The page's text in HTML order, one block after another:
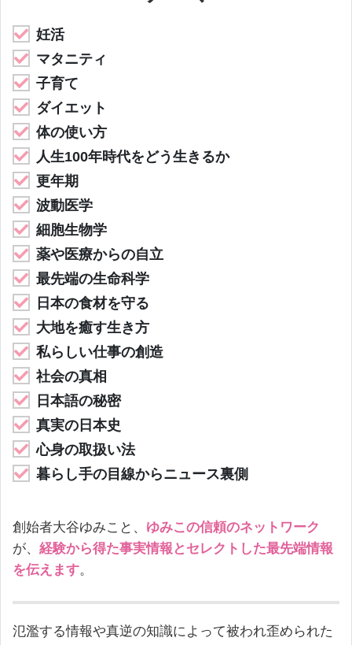
妊活
マタニティ
子育て
ダイエット
体の使い方
人生100年時代をどう生きるか
更年期
波動医学
細胞生物学
薬や医療からの自立
最先端の生命科学
日本の食材を守る
大地を癒す生き方
私らしい仕事の創造
社会の真相
日本語の秘密
真実の日本史
心身の取扱い法
暮らし手の目線からニュース裏側
創始者大谷ゆみこと、 ゆみこの信頼のネットワーク
が、 経験から得た事実情報とセレクトした最先端情報
を伝えます。
氾濫する情報や真逆の知識によって被われ歪められた